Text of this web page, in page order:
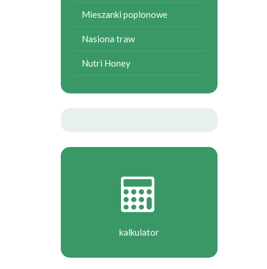
Mieszanki poplonowe
Nasiona traw
Nutri Honey
kalkulator